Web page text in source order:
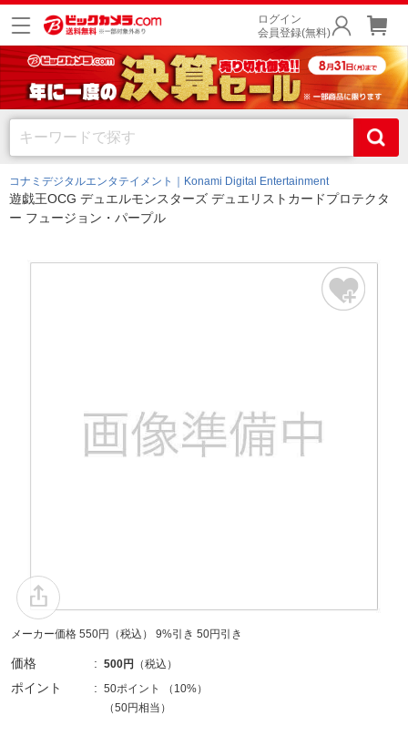
ログイン
会員登録(無料)
コナミデジタルエンタテイメント｜Konami Digital Entertainment
遊戯王OCG デュエルモンスターズ デュエリストカードプロテクタ
ー フュージョン・パープル
メーカー価格 550円（税込） 9%引き 50円引き
価格 500円 （税込）
ポイント 50ポイント （ 10%）
（50円相当）